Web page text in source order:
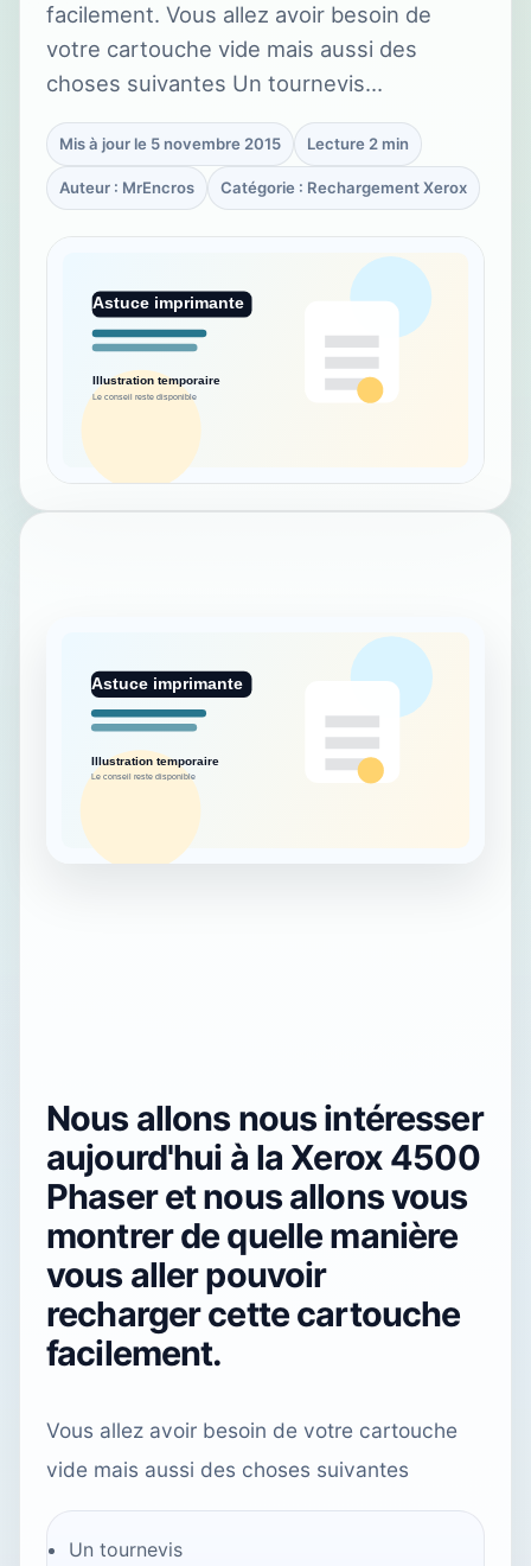
facilement. Vous allez avoir besoin de
votre cartouche vide mais aussi des
choses suivantes Un tournevis…
Mis à jour le 5 novembre 2015 Lecture 2 min
Auteur : MrEncros Catégorie : Rechargement Xerox
Nous allons nous intéresser
aujourd'hui à la Xerox 4500
Phaser et nous allons vous
montrer de quelle manière
vous aller pouvoir
recharger cette cartouche
facilement.
Vous allez avoir besoin de votre cartouche
vide mais aussi des choses suivantes
Un tournevis